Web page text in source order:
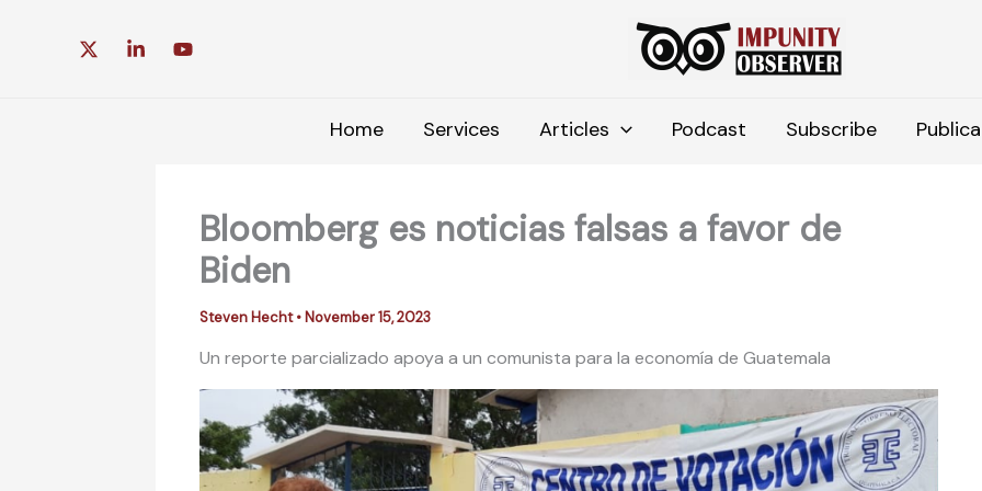
Home Services Articles Podcast Subscribe
Bloomberg es noticias falsas a favor de
Biden
Steven Hecht• November 15, 2023
Un reporte parcializado apoya a un comunista para la economía de Guatemala